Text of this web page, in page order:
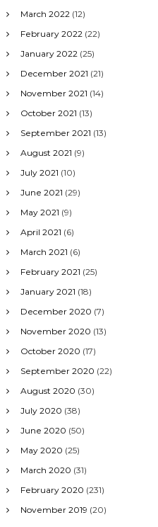
March 2022 (12)
February 2022 (22)
January 2022 (25)
December 2021 (21)
November 2021 (14)
October 2021 (13)
September 2021 (13)
August 2021 (9)
July 2021 (10)
June 2021 (29)
May 2021 (9)
April 2021 (6)
March 2021 (6)
February 2021 (25)
January 2021 (18)
December 2020 (7)
November 2020 (13)
October 2020 (17)
September 2020 (22)
August 2020 (30)
July 2020 (38)
June 2020 (50)
May 2020 (25)
March 2020 (31)
February 2020 (231)
November 2019 (20)